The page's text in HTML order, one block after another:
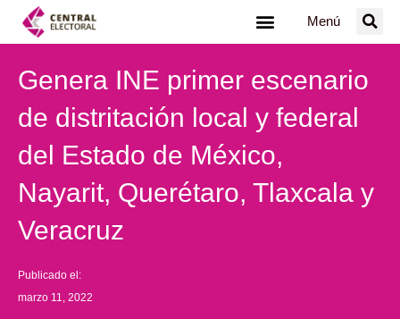
Menú
Genera INE primer escenario
de distritación local y federal
del Estado de México,
Nayarit, Querétaro, Tlaxcala y
Veracruz
Publicado el:
marzo 11, 2022